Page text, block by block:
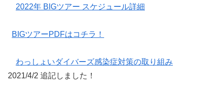
2022年 BIGツアー スケジュール詳細
BIGツアーPDFはコチラ！
わっしょいダイバーズ感染症対策の取り組み
2021/4/2 追記しました！